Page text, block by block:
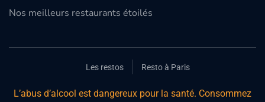
Nos meilleurs restaurants étoilés
Les restos Resto à Paris
L’abus d’alcool est dangereux pour la santé. Consommez